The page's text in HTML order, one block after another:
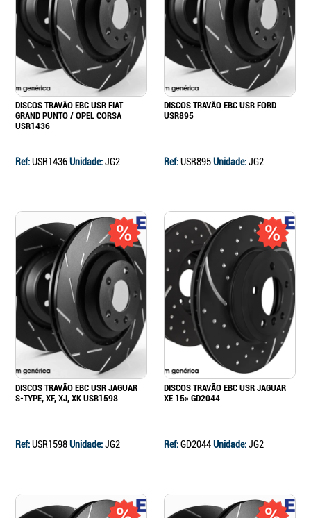
DISCOS TRAVÃO EBC USR FIAT
GRAND PUNTO / OPEL CORSA
USR1436
Ref:USR1436Unidade:JG2
DISCOS TRAVÃO EBC USR FORD
USR895
Ref:USR895Unidade:JG2
DISCOS TRAVÃO EBC USR JAGUAR
S-TYPE, XF, XJ, XK USR1598
Ref:USR1598Unidade:JG2
DISCOS TRAVÃO EBC USR JAGUAR
XE 15» GD2044
Ref:GD2044Unidade:JG2
Continuar a comprar
Ir para o carrinho